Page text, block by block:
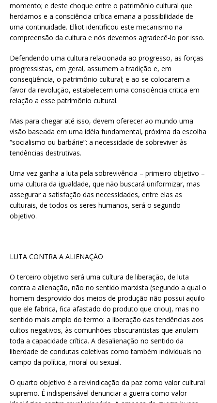
momento; e deste choque entre o patrimônio cultural que
herdamos e a consciência crítica emana a possibilidade de
uma continuidade. Elliot identificou este mecanismo na
compreensão da cultura e nós devemos agradecê-lo por isso.
Defendendo uma cultura relacionada ao progresso, as forças
progressistas, em geral, assumem a tradição e, em
conseqüência, o patrimônio cultural; e ao se colocarem a
favor da revolução, estabelecem uma consciência critica em
relação a esse patrimônio cultural.
Mas para chegar até isso, devem oferecer ao mundo uma
visão baseada em uma idéia fundamental, próxima da escolha
“socialismo ou barbárie”: a necessidade de sobreviver às
tendências destrutivas.
Uma vez ganha a luta pela sobrevivência – primeiro objetivo –
uma cultura da igualdade, que não buscará uniformizar, mas
assegurar a satisfação das necessidades, entre elas as
culturais, de todos os seres humanos, será o segundo
objetivo.
LUTA CONTRA A ALIENAÇÃO
O terceiro objetivo será uma cultura de liberação, de luta
contra a alienação, não no sentido marxista (segundo a qual o
homem desprovido dos meios de produção não possui aquilo
que ele fabrica, fica afastado do produto que criou), mas no
sentido mais amplo do termo: a liberação das tendências aos
cultos negativos, às comunhões obscurantistas que anulam
toda a capacidade crítica. A desalienação no sentido da
liberdade de condutas coletivas como também individuais no
campo da política, moral ou sexual.
O quarto objetivo é a reivindicação da paz como valor cultural
supremo. É indispensável denunciar a guerra como valor